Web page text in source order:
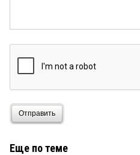
стенку.
10 февраля
Если это самые
дешёвке за бугор,
Отправить
Еще по теме